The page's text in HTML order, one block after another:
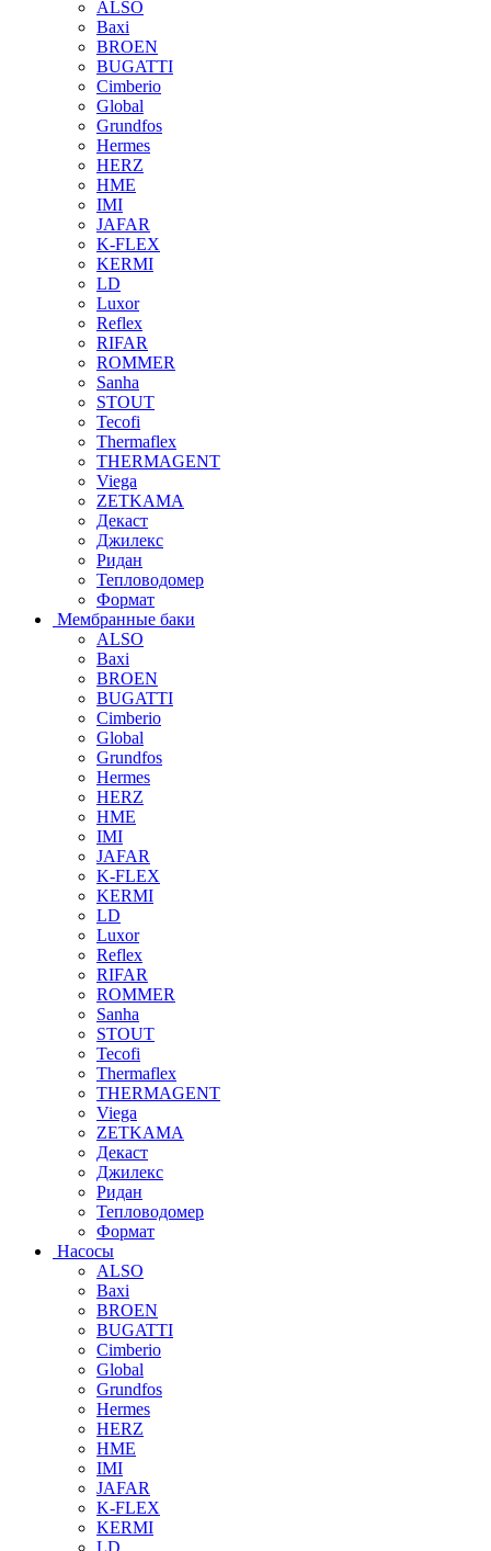
ALSO
Baxi
BROEN
BUGATTI
Cimberio
Global
Grundfos
Hermes
HERZ
HME
IMI
JAFAR
K-FLEX
KERMI
LD
Luxor
Reflex
RIFAR
ROMMER
Sanha
STOUT
Tecofi
Thermaflex
THERMAGENT
Viega
ZETKAMA
Декаст
Джилекс
Ридан
Тепловодомер
Формат
Мембранные баки
ALSO
Baxi
BROEN
BUGATTI
Cimberio
Global
Grundfos
Hermes
HERZ
HME
IMI
JAFAR
K-FLEX
KERMI
LD
Luxor
Reflex
RIFAR
ROMMER
Sanha
STOUT
Tecofi
Thermaflex
THERMAGENT
Viega
ZETKAMA
Декаст
Джилекс
Ридан
Тепловодомер
Формат
Насосы
ALSO
Baxi
BROEN
BUGATTI
Cimberio
Global
Grundfos
Hermes
HERZ
HME
IMI
JAFAR
K-FLEX
KERMI
LD